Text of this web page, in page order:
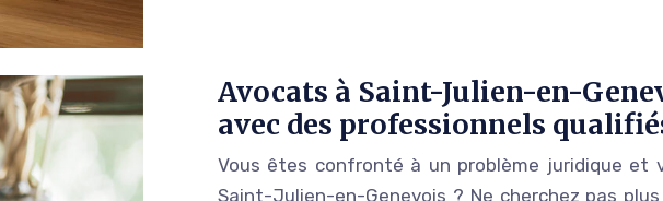
Avocats à Saint-Julien-en-
avec des professionnels
Vous êtes confronté à un problème juridique et
Saint-Julien-en-Genevois ? Ne cherchez pas